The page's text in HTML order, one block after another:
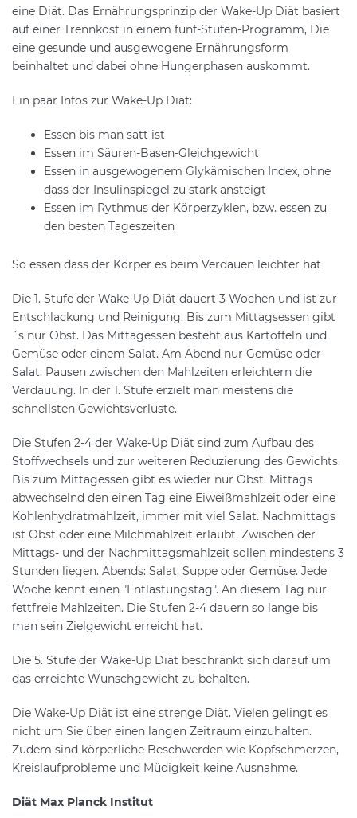
eine Diät. Das Ernährungsprinzip der Wake-Up Diät basiert
auf einer Trennkost in einem fünf-Stufen-Programm, Die
eine gesunde und ausgewogene Ernährungsform
beinhaltet und dabei ohne Hungerphasen auskommt.
Ein paar Infos zur Wake-Up Diät:
Essen bis man satt ist
Essen im Säuren-Basen-Gleichgewicht
Essen in ausgewogenem Glykämischen Index, ohne
dass der Insulinspiegel zu stark ansteigt
Essen im Rythmus der Körperzyklen, bzw. essen zu
den besten Tageszeiten
So essen dass der Körper es beim Verdauen leichter hat
Die 1. Stufe der Wake-Up Diät dauert 3 Wochen und ist zur
Entschlackung und Reinigung. Bis zum Mittagsessen gibt
´s nur Obst. Das Mittagessen besteht aus Kartoffeln und
Gemüse oder einem Salat. Am Abend nur Gemüse oder
Salat. Pausen zwischen den Mahlzeiten erleichtern die
Verdauung. In der 1. Stufe erzielt man meistens die
schnellsten Gewichtsverluste.
Die Stufen 2-4 der Wake-Up Diät sind zum Aufbau des
Stoffwechsels und zur weiteren Reduzierung des Gewichts.
Bis zum Mittagessen gibt es wieder nur Obst. Mittags
abwechselnd den einen Tag eine Eiweißmahlzeit oder eine
Kohlenhydratmahlzeit, immer mit viel Salat. Nachmittags
ist Obst oder eine Milchmahlzeit erlaubt. Zwischen der
Mittags- und der Nachmittagsmahlzeit sollen mindestens 3
Stunden liegen. Abends: Salat, Suppe oder Gemüse. Jede
Woche kennt einen "Entlastungstag". An diesem Tag nur
fettfreie Mahlzeiten. Die Stufen 2-4 dauern so lange bis
man sein Zielgewicht erreicht hat.
Die 5. Stufe der Wake-Up Diät beschränkt sich darauf um
das erreichte Wunschgewicht zu behalten.
Die Wake-Up Diät ist eine strenge Diät. Vielen gelingt es
nicht um Sie über einen langen Zeitraum einzuhalten.
Zudem sind körperliche Beschwerden wie Kopfschmerzen,
Kreislaufprobleme und Müdigkeit keine Ausnahme.
Diät Max Planck Institut